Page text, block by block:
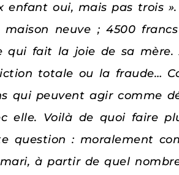
enfant oui, mais pas trois
neuve ; 4500
fait la joie de sa mère.
totale ou la fraude…
qui peuvent agir comme
elle. Voilà de quoi faire
question : moralement
à partir de quel